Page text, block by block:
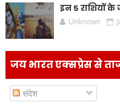
इन 5 राशियों
Unknown
जय भारत एक्सप्रेस से
संदेश